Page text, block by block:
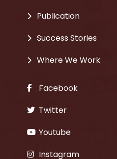
Publication
Success Stories
Where We Work
Facebook
Twitter
Youtube
Instagram